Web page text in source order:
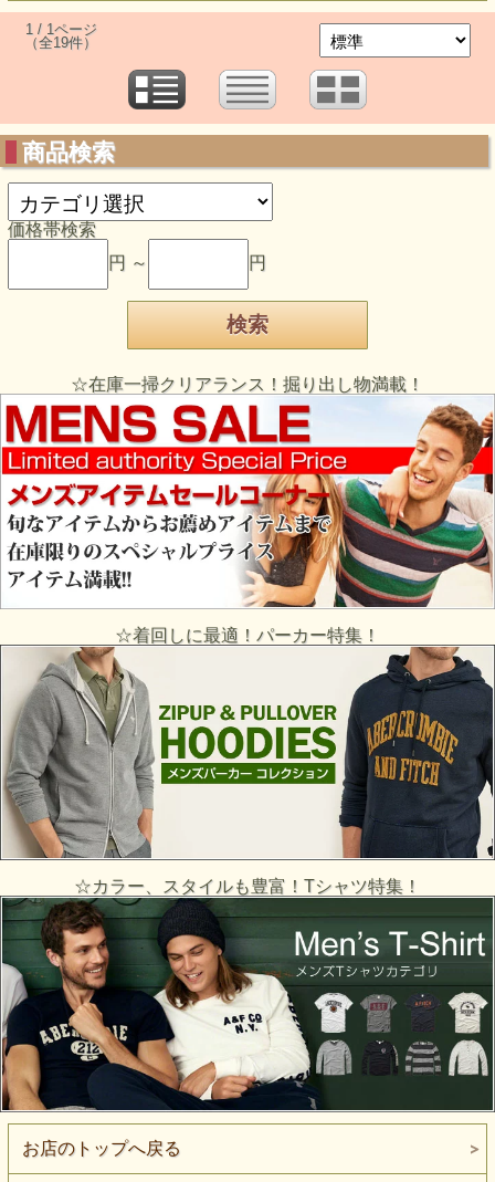
1 / 1ページ
（全19件）
商品検索
価格帯検索
円 ～
円
☆在庫一掃クリアランス！掘り出し物満載！
☆着回しに最適！パーカー特集！
☆カラー、スタイルも豊富！Tシャツ特集！
お店のトップへ戻る